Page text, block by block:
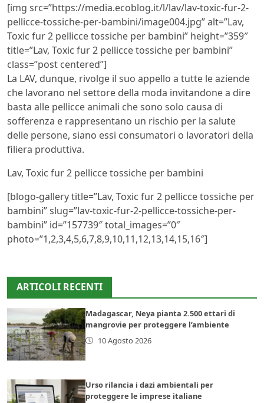
[img src=”https://media.ecoblog.it/l/lav/lav-toxic-fur-2-
pellicce-tossiche-per-bambini/image004.jpg” alt=”Lav,
Toxic fur 2 pellicce tossiche per bambini” height=”359″
title=”Lav, Toxic fur 2 pellicce tossiche per bambini”
class=”post centered”]
La LAV, dunque, rivolge il suo appello a tutte le aziende
che lavorano nel settore della moda invitandone a dire
basta alle pellicce animali che sono solo causa di
sofferenza e rappresentano un rischio per la salute
delle persone, siano essi consumatori o lavoratori della
filiera produttiva.
Lav, Toxic fur 2 pellicce tossiche per bambini
[blogo-gallery title=”Lav, Toxic fur 2 pellicce tossiche per
bambini” slug=”lav-toxic-fur-2-pellicce-tossiche-per-
bambini” id=”157739″ total_images=”0″
photo=”1,2,3,4,5,6,7,8,9,10,11,12,13,14,15,16″]
ARTICOLI RECENTI
Madagascar, Neya pianta 2.500 ettari di
mangrovie per proteggere l’ambiente
10 Agosto 2026
Urso rilancia i dazi ambientali per
proteggere le imprese italiane